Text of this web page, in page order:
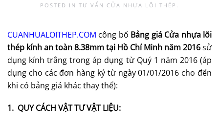
POSTED IN TƯ VẤN CỬA NHỰA LÕI THÉP
CUANHUALOITHEP.COM công bố Bảng giá Cửa nhựa lõi
thép kính an toàn 8.38mm tại Hồ Chí Minh năm 2016sử
dụng kính trắng trong áp dụng từ Quý 1 năm 2016 (áp
dụng cho các đơn hàng ký từ ngày 01/01/2016 cho đến
khi có bảng giá khác thay thế):
1. QUY CÁCH VẬT TƯ VẬT LIỆU: